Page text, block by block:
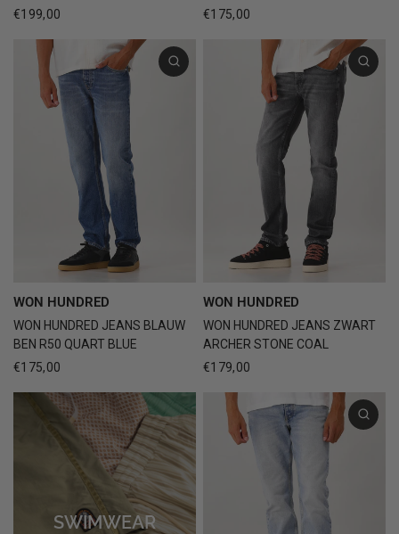
€199,00
€175,00
WON HUNDRED
WON HUNDRED JEANS BLAUW
BEN R50 QUART BLUE
€175,00
WON HUNDRED
WON HUNDRED JEANS ZWART
ARCHER STONE COAL
€179,00
SWIMWEAR